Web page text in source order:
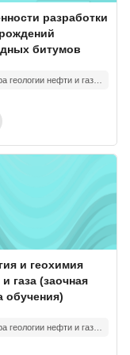
image
name разработки
битумов
Геология и
image
nameи геохимия
газа (заочная
обучения)